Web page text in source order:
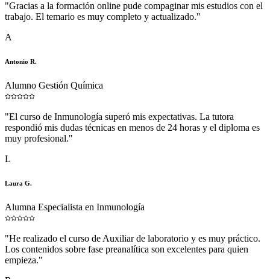
"Gracias a la formación online pude compaginar mis estudios con el
trabajo. El temario es muy completo y actualizado."
A
Antonio R.
Alumno Gestión Química
"El curso de Inmunología superó mis expectativas. La tutora
respondió mis dudas técnicas en menos de 24 horas y el diploma es
muy profesional."
L
Laura G.
Alumna Especialista en Inmunología
"He realizado el curso de Auxiliar de laboratorio y es muy práctico.
Los contenidos sobre fase preanalítica son excelentes para quien
empieza."